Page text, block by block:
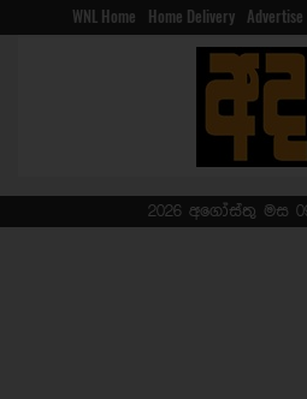
WNL Home Home Delivery Advertise
2026 අගෝස්තු මස